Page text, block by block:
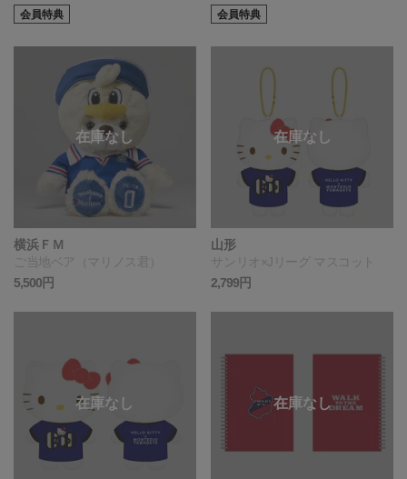
会員特典 会員特典
横浜ＦＭ
ご当地ベア（マリノス君）
5,500円
山形
サンリオ×Jリーグ マスコット
2,799円